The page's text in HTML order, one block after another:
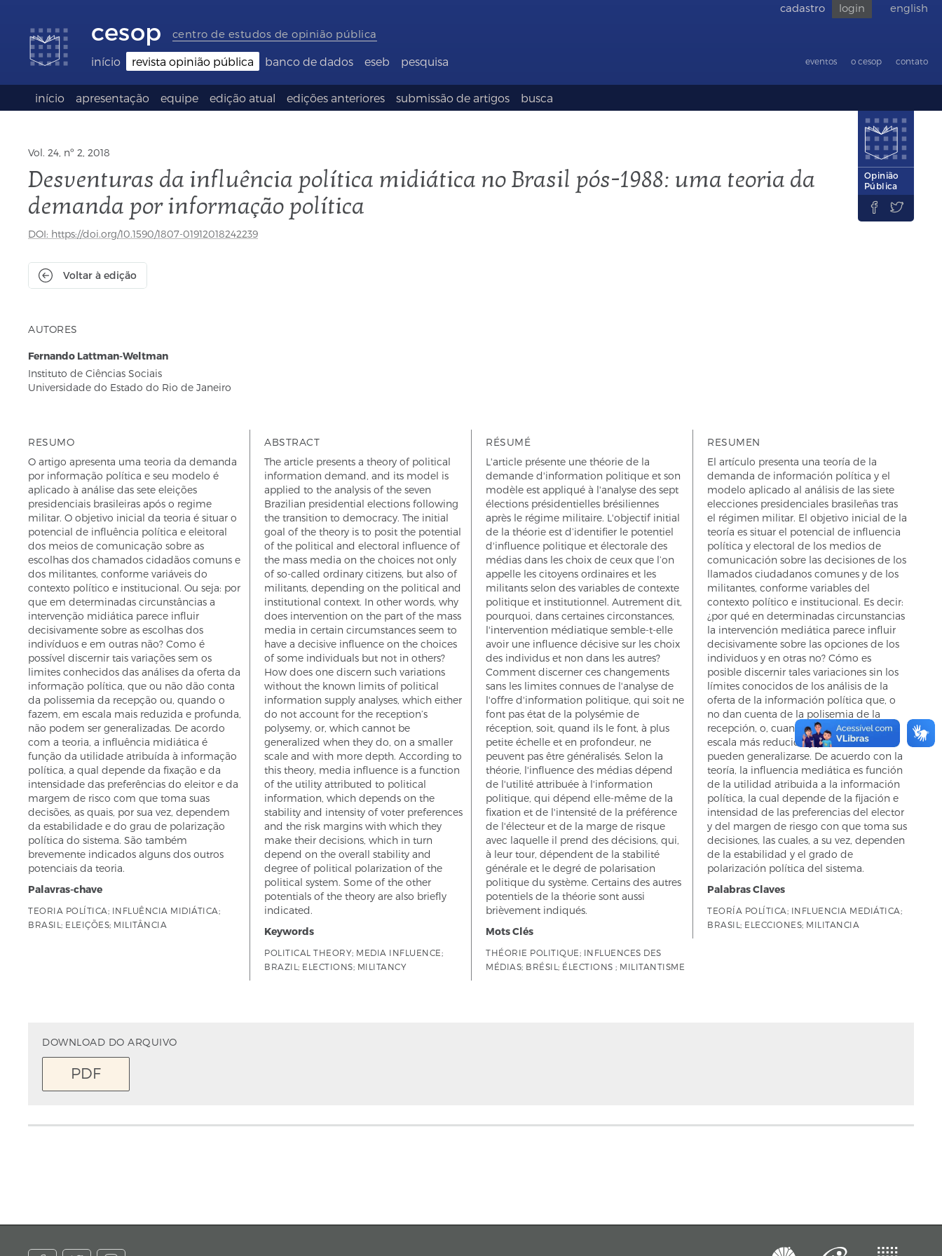
acessibilidade
conteúdo
rodapé
idioma
(Language
selection)
cesop centro de estudos de opinião pública
início revista opinião pública
início apresentação equipe edição atual edições anteriores submissão de artigos busca
banco de dados eseb pesquisa eventos o cesop contato
cadastro login english
Vol. 24, nº 2, 2018
Desventuras da influência política midiática no Brasil pós-1988: uma teoria da
demanda por informação política
DOI: https://doi.org/10.1590/1807-01912018242239
Voltar à edição
Opinião
Pública
 
AUTORES
Fernando Lattman-Weltman
Instituto de Ciências Sociais
Universidade do Estado do Rio de Janeiro
RESUMO
O artigo apresenta uma teoria da demanda
por informação política e seu modelo é
aplicado à análise das sete eleições
presidenciais brasileiras após o regime
militar. O objetivo inicial da teoria é situar o
potencial de influência política e eleitoral
dos meios de comunicação sobre as
escolhas dos chamados cidadãos comuns e
dos militantes, conforme variáveis do
contexto político e institucional. Ou seja: por
que em determinadas circunstâncias a
intervenção midiática parece influir
decisivamente sobre as escolhas dos
indivíduos e em outras não? Como é
possível discernir tais variações sem os
limites conhecidos das análises da oferta da
informação política, que ou não dão conta
da polissemia da recepção ou, quando o
fazem, em escala mais reduzida e profunda,
não podem ser generalizadas. De acordo
com a teoria, a influência midiática é
função da utilidade atribuída à informação
política, a qual depende da fixação e da
intensidade das preferências do eleitor e da
margem de risco com que toma suas
decisões, as quais, por sua vez, dependem
da estabilidade e do grau de polarização
política do sistema. São também
brevemente indicados alguns dos outros
potenciais da teoria.
Palavras-chave
TEORIA POLÍTICA; INFLUÊNCIA MIDIÁTICA;
BRASIL; ELEIÇÕES; MILITÂNCIA
ABSTRACT
The article presents a theory of political
information demand, and its model is
applied to the analysis of the seven
Brazilian presidential elections following
the transition to democracy. The initial
goal of the theory is to posit the potential
of the political and electoral influence of
the mass media on the choices not only
of so-called ordinary citizens, but also of
militants, depending on the political and
institutional context. In other words, why
does intervention on the part of the mass
media in certain circumstances seem to
have a decisive influence on the choices
of some individuals but not in others?
How does one discern such variations
without the known limits of political
information supply analyses, which either
do not account for the reception’s
polysemy, or, which cannot be
generalized when they do, on a smaller
scale and with more depth. According to
this theory, media influence is a function
of the utility attributed to political
information, which depends on the
stability and intensity of voter preferences
and the risk margins with which they
make their decisions, which in turn
depend on the overall stability and
degree of political polarization of the
political system. Some of the other
potentials of the theory are also briefly
indicated.
Keywords
POLITICAL THEORY; MEDIA INFLUENCE;
BRAZIL; ELECTIONS; MILITANCY
RÉSUMÉ
L'article présente une théorie de la
demande d'information politique et son
modèle est appliqué à l'analyse des sept
élections présidentielles brésiliennes
après le régime militaire. L'objectif initial
de la théorie est d’identifier le potentiel
d'influence politique et électorale des
médias dans les choix de ceux que l’on
appelle les citoyens ordinaires et les
militants selon des variables de contexte
politique et institutionnel. Autrement dit,
pourquoi, dans certaines circonstances,
l'intervention médiatique semble-t-elle
avoir une influence décisive sur les choix
des individus et non dans les autres?
Comment discerner ces changements
sans les limites connues de l'analyse de
l'offre d'information politique, qui soit ne
font pas état de la polysémie de
réception, soit, quand ils le font, à plus
petite échelle et en profondeur, ne
peuvent pas être généralisés. Selon la
théorie, l'influence des médias dépend
de l'utilité attribuée à l'information
politique, qui dépend elle-même de la
fixation et de l'intensité de la préférence
de l'électeur et de la marge de risque
avec laquelle il prend des décisions, qui,
à leur tour, dépendent de la stabilité
générale et le degré de polarisation
politique du système. Certains des autres
potentiels de la théorie sont aussi
brièvement indiqués.
Mots Clés
THÉORIE POLITIQUE; INFLUENCES DES
MÉDIAS; BRÉSIL; ÉLECTIONS ; MILITANTISME
RESUMEN
El artículo presenta una teoría de la
demanda de información política y el
modelo aplicado al análisis de las siete
elecciones presidenciales brasileñas tras
el régimen militar. El objetivo inicial de la
teoría es situar el potencial de influencia
política y electoral de los medios de
comunicación sobre las decisiones de los
llamados ciudadanos comunes y de los
militantes, conforme variables del
contexto político e institucional. Es decir:
¿por qué en determinadas circunstancias
la intervención mediática parece influir
decisivamente sobre las opciones de los
individuos y en otras no? Cómo es
posible discernir tales variaciones sin los
límites conocidos de los análisis de la
oferta de la información política que, o
no dan cuenta de la polisemia de la
recepción, o, cuando lo hacen, a una
escala más reducida y profunda, no
pueden generalizarse. De acuerdo con la
teoría, la influencia mediática es función
de la utilidad atribuida a la información
política, la cual depende de la fijación e
intensidad de las preferencias del elector
y del margen de riesgo con que toma sus
decisiones, las cuales, a su vez, dependen
de la estabilidad y el grado de
polarización política del sistema.
Palabras Claves
TEORÍA POLÍTICA; INFLUENCIA MEDIÁTICA;
BRASIL; ELECCIONES; MILITANCIA
DOWNLOAD DO ARQUIVO
PDF